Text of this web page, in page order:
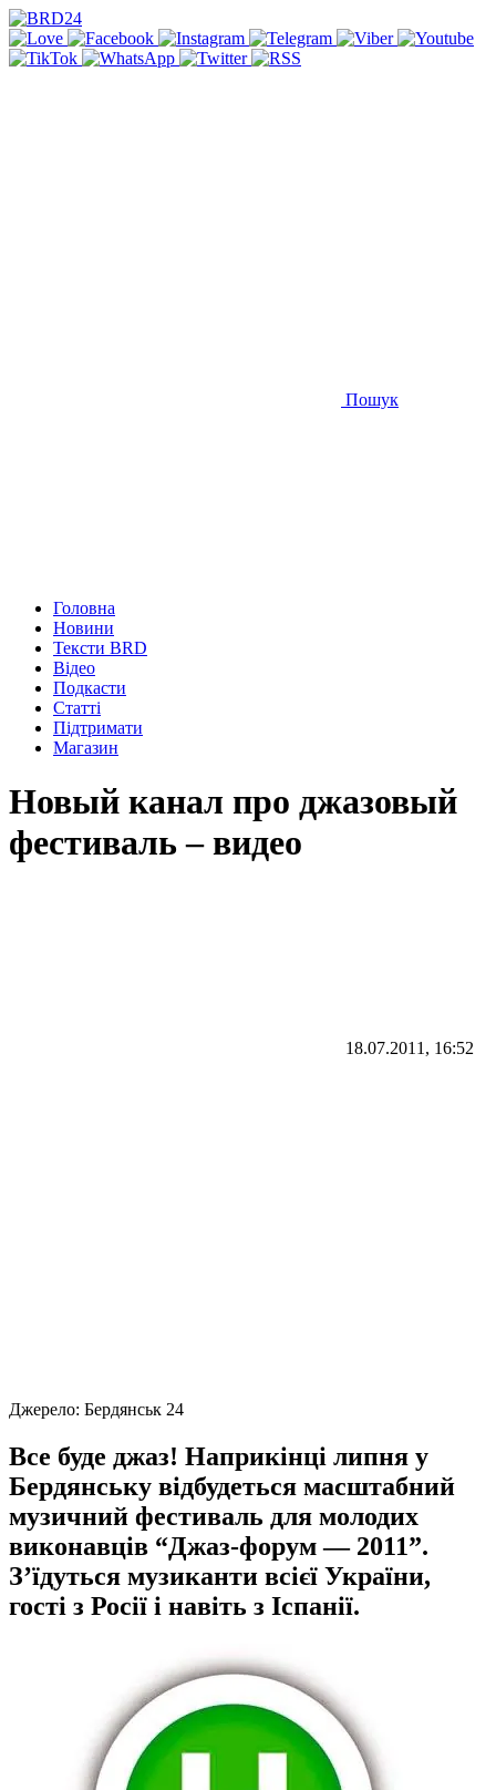
Пошук
Головна
Новини
Тексти BRD
Відео
Подкасти
Статті
Підтримати
Магазин
Новый канал про джазовый
фестиваль – видео
18.07.2011, 16:52
Джерело: Бердянськ 24
Все буде джаз! Наприкінці липня у
Бердянську відбудеться масштабний
музичний фестиваль для молодих
виконавців “Джаз-форум — 2011”.
З’їдуться музиканти всієї України,
гості з Росії і навіть з Іспанії.